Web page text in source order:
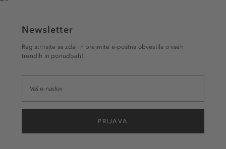
Newsletter
Registrirajte se zdaj in prejmite e-poštna obvestila o vseh
trendih in ponudbah!
PRIJAVA